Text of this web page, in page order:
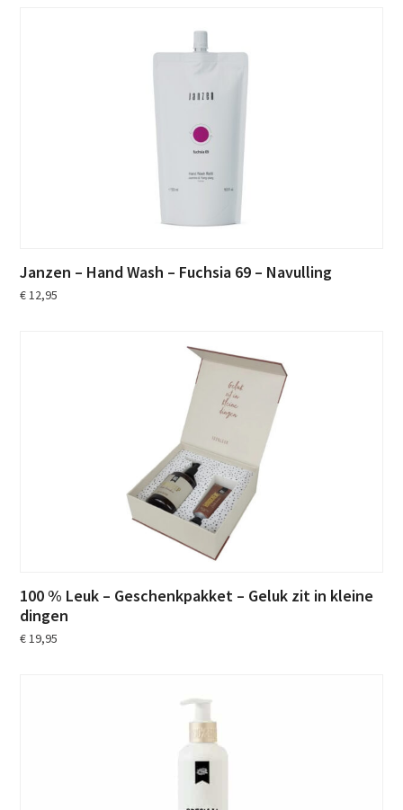
Janzen – Hand Wash – Fuchsia 69 – Navulling
€12,95
100 % Leuk – Geschenkpakket – Geluk zit in kleine
dingen
€19,95